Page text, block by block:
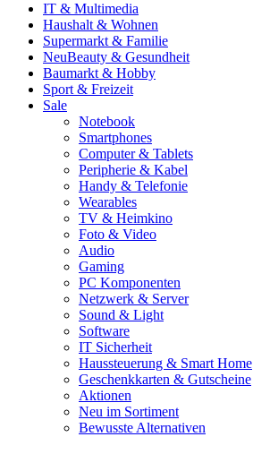
IT & Multimedia
Haushalt & Wohnen
Supermarkt & Familie
NeuBeauty & Gesundheit
Baumarkt & Hobby
Sport & Freizeit
Sale
Notebook
Smartphones
Computer & Tablets
Peripherie & Kabel
Handy & Telefonie
Wearables
TV & Heimkino
Foto & Video
Audio
Gaming
PC Komponenten
Netzwerk & Server
Sound & Light
Software
IT Sicherheit
Haussteuerung & Smart Home
Geschenkkarten & Gutscheine
Aktionen
Neu im Sortiment
Bewusste Alternativen